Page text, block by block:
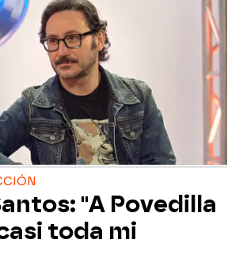
"A Povedilla
toda mi